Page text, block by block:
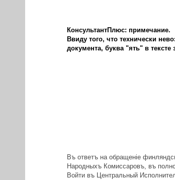
КонсультантПлюс: примечание.
Ввиду того, что технически
документа, буква "ять" в
Въ ответъ на обращенiе
Народныхъ Комиссаровъ, въ
Войти въ Центральный